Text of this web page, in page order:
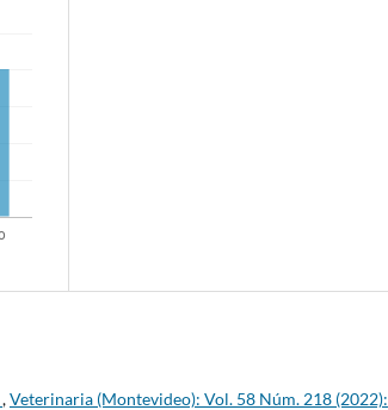
,Veterinaria (Montevideo): Vol. 58 Núm. 218 (2022):